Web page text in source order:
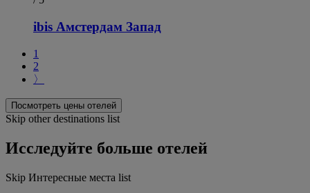
ibis Амстердам Запад
1
2
〉
Посмотреть цены отелей
Skip other destinations list
Исследуйте больше отелей
Skip Интересные места list